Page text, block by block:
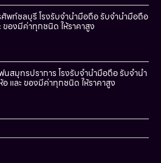
ศัพท์ชลบุรี โรงรับจำนำมือถือ รับจำนำมือถือ
ของมีค่าทุกชนิด ให้ราคาสูง
นสมุทรปราการ โรงรับจำนำมือถือ รับจำนำ
และ ของมีค่าทุกชนิด ให้ราคาสูง